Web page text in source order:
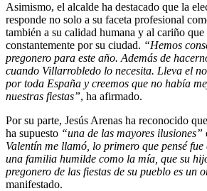
Asimismo, el alcalde ha destacado que la
responde no solo a su faceta profesional
también a su calidad humana y al cariño que
constantemente por su ciudad. “Hemos
pregonero para este año. Además de
cuando Villarrobledo lo necesita. Lleva el
por toda España y creemos que no había
nuestras fiestas”, ha afirmado.
Por su parte, Jesús Arenas ha reconocido
ha supuesto “una de las mayores ilusiones”
Valentín me llamó, lo primero que pensé
una familia humilde como la mía, que su
pregonero de las fiestas de su pueblo es un
manifestado.